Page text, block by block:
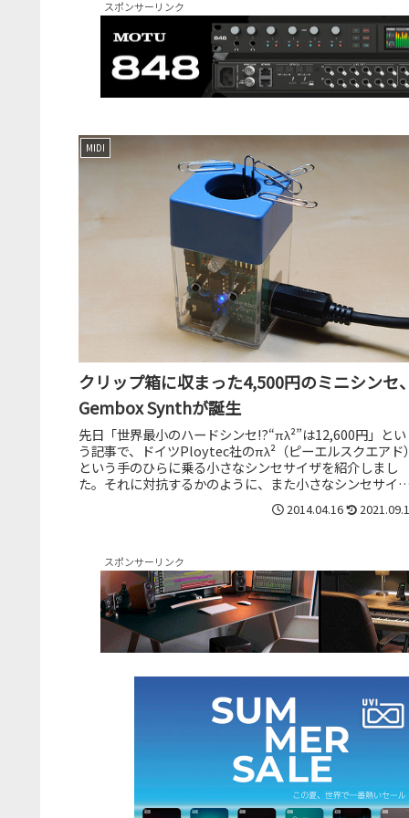
スポンサーリンク
MIDI
クリップ箱に収まった4,500円のミニシンセ
Gembox Synthが誕生
先日「世界最小のハードシンセ!?“πλ²”は12,600円」とい
う記事で、ドイツPloytec社のπλ²（ピーエルスクエアド
という手のひらに乗る小さなシンセサイザを紹介しまし
た。それに対抗するかのように、また小さなシンセサイ
2014.04.16
スポンサーリンク